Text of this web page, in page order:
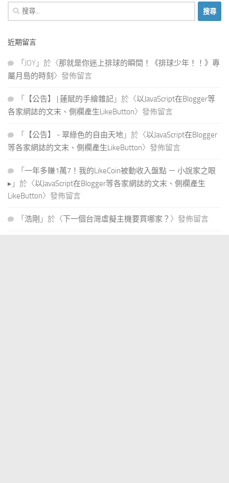
搜
尋
鍵
近期留言
「 JOY 」於〈那就是你迷上排球的瞬間！《排球少年！！》專
屬月島的時刻 〉發佈留言
「 【公告】 | 蓮賦的手繪雜記 」於〈以JavaScript在Blogger等
各家網誌的文末、側欄產生LikeButton〉發佈留言
「 【公告】 - 翠綠色的自由天地 」於〈以JavaScript在Blogger
等各家網誌的文末、側欄產生LikeButton〉發佈留言
「 一年多賺1萬7！我的LikeCoin被動收入盤點 － 小說家之眼
▸ 」於〈以JavaScript在Blogger等各家網誌的文末、側欄產生
LikeButton〉發佈留言
「 浩剛 」於〈下一個台灣虛擬主機要買哪家？ 〉發佈留言